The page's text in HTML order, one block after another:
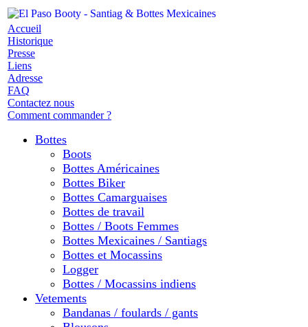
Accueil
Historique
Presse
Liens
Adresse
FAQ
Contactez nous
Comment commander ?
Bottes
Boots
Bottes Américaines
Bottes Biker
Bottes Camarguaises
Bottes de travail
Bottes / Boots Femmes
Bottes Mexicaines / Santiags
Bottes et Mocassins
Logger
Bottes / Mocassins indiens
Vetements
Bandanas / foulards / gants